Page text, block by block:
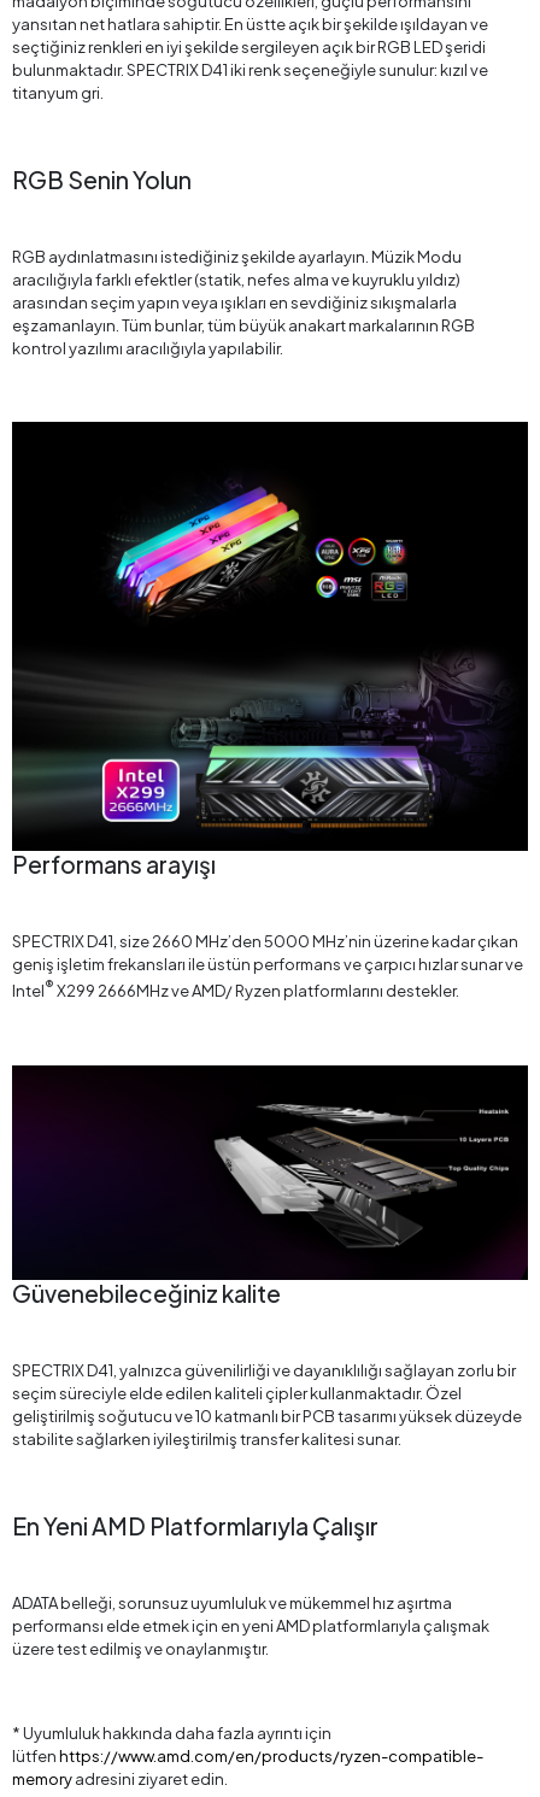
yansıtan net hatlara sahiptir. En üstte açık bir şekilde ışıldayan ve
seçtiğiniz renkleri en iyi şekilde sergileyen açık bir RGB LED şeridi
bulunmaktadır. SPECTRIX D41 iki renk seçeneğiyle sunulur: kızıl ve
titanyum gri.
RGB Senin Yolun
RGB aydınlatmasını istediğiniz şekilde ayarlayın. Müzik Modu
aracılığıyla farklı efektler (statik, nefes alma ve kuyruklu yıldız)
arasından seçim yapın veya ışıkları en sevdiğiniz sıkışmalarla
eşzamanlayın. Tüm bunlar, tüm büyük anakart markalarının RGB
kontrol yazılımı aracılığıyla yapılabilir.
Performans arayışı
SPECTRIX D41, size 2660 MHz’den 5000 MHz’nin üzerine kadar çıkan
geniş işletim frekansları ile üstün performans ve çarpıcı hızlar sunar ve
Intel ® X299 2666MHz ve AMD/ Ryzen platformlarını destekler.
Güvenebileceğiniz kalite
SPECTRIX D41, yalnızca güvenilirliği ve dayanıklılığı sağlayan zorlu bir
seçim süreciyle elde edilen kaliteli çipler kullanmaktadır. Özel
geliştirilmiş soğutucu ve 10 katmanlı bir PCB tasarımı yüksek düzeyde
stabilite sağlarken iyileştirilmiş transfer kalitesi sunar.
En Yeni AMD Platformlarıyla Çalışır
ADATA belleği, sorunsuz uyumluluk ve mükemmel hız aşırtma
performansı elde etmek için en yeni AMD platformlarıyla çalışmak
üzere test edilmiş ve onaylanmıştır.
* Uyumluluk hakkında daha fazla ayrıntı için
lütfenhttps://www.amd.com/en/products/ryzen-compatible-
memoryadresini ziyaret edin.